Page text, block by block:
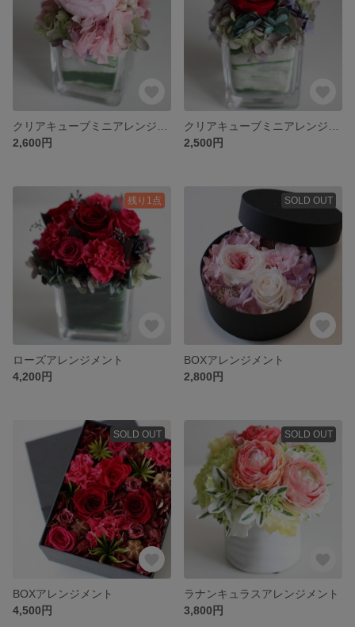
2,600円
2,500円
残り1点
ローズアレンジメント
4,200円
SOLD OUT
BOXアレンジメント
2,800円
SOLD OUT
BOXアレンジメント
4,500円
SOLD OUT
ラナンキュラスアレンジメント
3,800円